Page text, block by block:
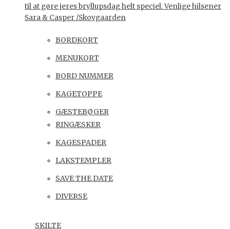
til at gøre jeres bryllupsdag helt speciel. Venlige hilsener
Sara & Casper /Skovgaarden
BORDKORT
MENUKORT
BORD NUMMER
KAGETOPPE
GÆSTEBØGER
RINGÆSKER
KAGESPADER
LAKSTEMPLER
SAVE THE DATE
DIVERSE
SKILTE